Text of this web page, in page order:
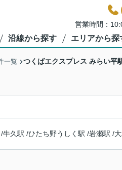
営業時間：
沿線から探す エリアから探
一覧 つくばエクスプレス みらい平
/牛久駅 /ひたち野うしく駅 /岩瀬駅 /